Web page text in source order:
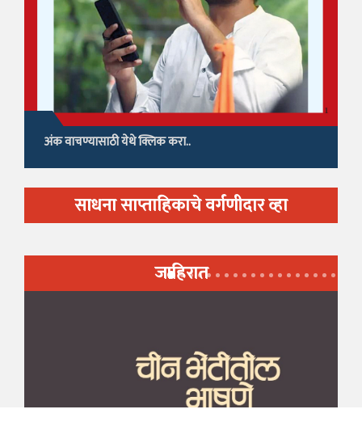
अंक वाचण्यासाठी येथे क्लिक करा..
साधना साप्ताहिकाचे वर्गणीदार व्हा
जाहिरात